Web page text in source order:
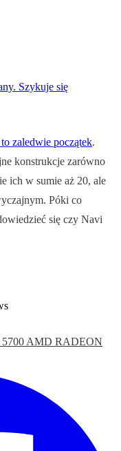
Szykuje się
zaledwie początek.
konstrukcje zarówno
ich w sumie aż 20, ale
Póki co
się czy Navi
AMD RADEON